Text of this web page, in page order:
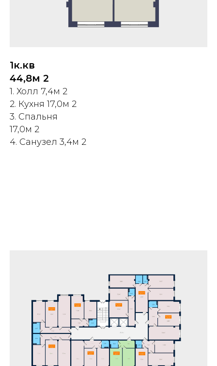
1к.кв
44,8м 2
1. Холл 7,4м 2
2. Кухня 17,0м 2
3. Спальня
17,0м 2
4. Санузел 3,4м 2